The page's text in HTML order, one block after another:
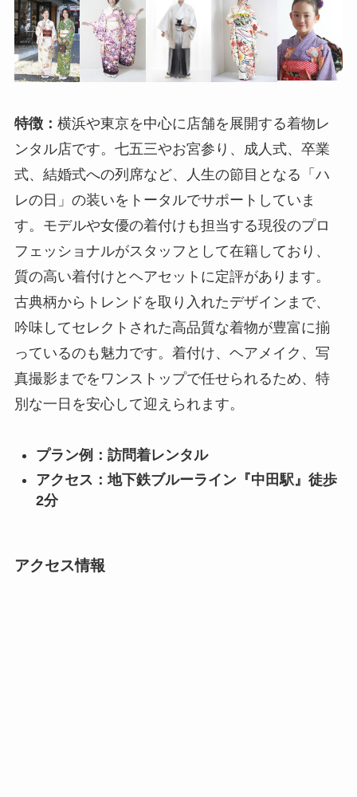
特徴： 横浜や東京を中心に店舗を展開する着物レ
ンタル店です。七五三やお宮参り、成人式、卒業
式、結婚式への列席など、人生の節目となる「ハ
レの日」の装いをトータルでサポートしていま
す。モデルや女優の着付けも担当する現役のプロ
フェッショナルがスタッフとして在籍しており、
質の高い着付けとヘアセットに定評があります。
古典柄からトレンドを取り入れたデザインまで、
吟味してセレクトされた高品質な着物が豊富に揃
っているのも魅力です。着付け、ヘアメイク、写
真撮影までをワンストップで任せられるため、特
別な一日を安心して迎えられます。
プラン例：訪問着レンタル
アクセス：地下鉄ブルーライン『中田駅』徒歩
2分
アクセス情報